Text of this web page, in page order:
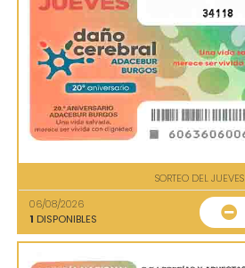
34118
SORTEO DEL JUEVES
06/08/2026
1 DISPONIBLES